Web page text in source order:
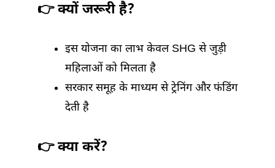
👉 क्यों जरूरी है?
इस योजना का लाभ केवल SHG से जुड़ी
महिलाओं को मिलता है
सरकार समूह के माध्यम से ट्रेनिंग और फंडिंग
देती है
👉 क्या करें?